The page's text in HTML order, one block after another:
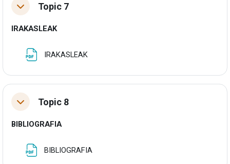
TolestuTopic 7
IRAKASLEAK
IRAKASLEAK
TolestuTopic 8
BIBLIOGRAFIA
BIBLIOGRAFIA